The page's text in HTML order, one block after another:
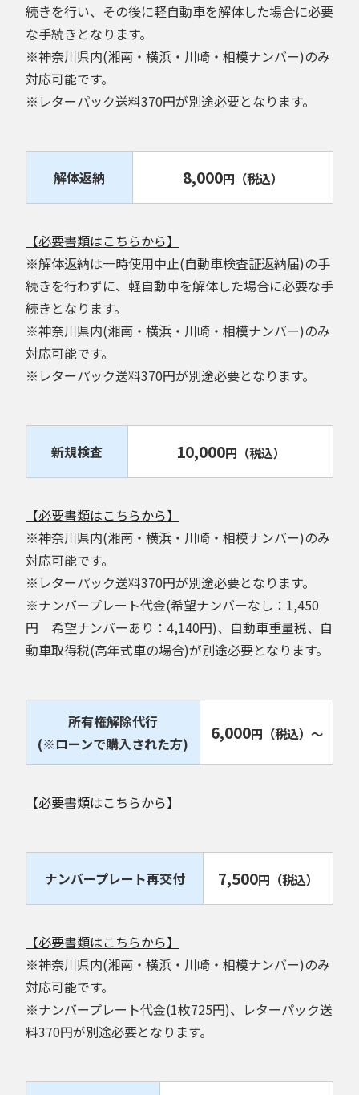
続きを行い、その後に軽自動車を解体した場合に必要
な手続きとなります。
※神奈川県内(湘南・横浜・川崎・相模ナンバー)のみ
対応可能です。
※レターパック送料370円が別途必要となります。
解体返納 8,000円 （税込）
【必要書類はこちらから】
※解体返納は一時使用中止(自動車検査証返納届)の手
続きを行わずに、軽自動車を解体した場合に必要な手
続きとなります。
※神奈川県内(湘南・横浜・川崎・相模ナンバー)のみ
対応可能です。
※レターパック送料370円が別途必要となります。
新規検査 10,000円 （税込）
【必要書類はこちらから】
※神奈川県内(湘南・横浜・川崎・相模ナンバー)のみ
対応可能です。
※レターパック送料370円が別途必要となります。
※ナンバープレート代金(希望ナンバーなし：1,450
円 希望ナンバーあり：4,140円)、自動車重量税、自
動車取得税(高年式車の場合)が別途必要となります。
所有権解除代行
(※ローンで購入された方)
6,000円 （税込） ～
【必要書類はこちらから】
ナンバープレート再交付 7,500円 （税込）
【必要書類はこちらから】
※神奈川県内(湘南・横浜・川崎・相模ナンバー)のみ
対応可能です。
※ナンバープレート代金(1枚725円)、レターパック送
料370円が別途必要となります。